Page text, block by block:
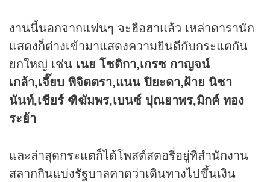
งานนี้นอกจากแฟนๆ จะฮือฮาแล้ว เหล่าดารานัก
แสดงก็ต่างเข้ามาแสดงความยินดีกับกระแตกัน
ยกใหญ่ เช่น เนย โชติกา,เกรซ กาญจน์
เกล้า,เจี๊ยบ พิจิตตรา,แนน ปิยะดา,ฝ้าย นิชา
นันท์,เชียร์ ฑิฆัมพร,เบนซ์ ปุณยาพร,มิกค์ ทอง
ระย้า
และล่าสุดกระแตก็ได้โพสต์สตอรี่อยู่ที่สำนักงาน
สลากกินแบ่งรัฐบาลคาดว่าเดินทางไปขึ้นเงิน